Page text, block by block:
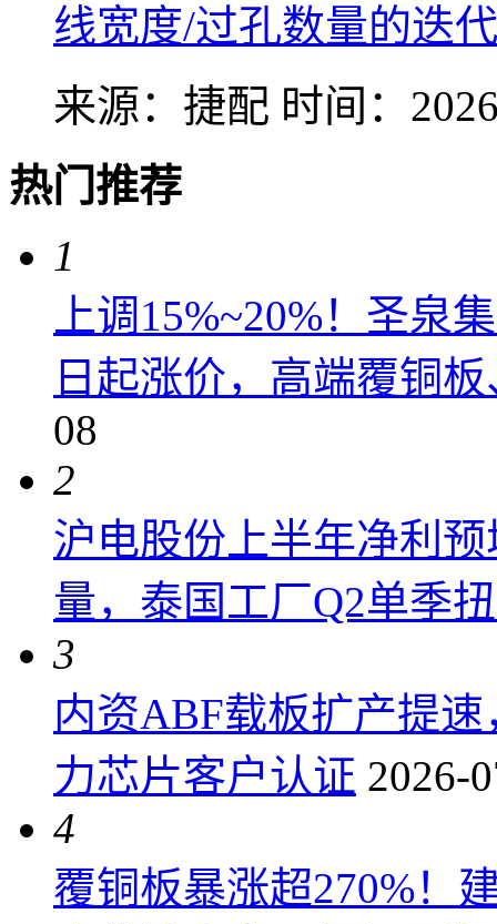
线宽度/过孔数量的迭
来源：捷配 时间：
热门推荐
1
上调15%~20%！圣泉
日起涨价，高端覆铜
08
2
沪电股份上半年净利
量，泰国工厂Q2单季
3
内资ABF载板扩产提
力芯片客户认证 2026-
4
覆铜板暴涨超270%！